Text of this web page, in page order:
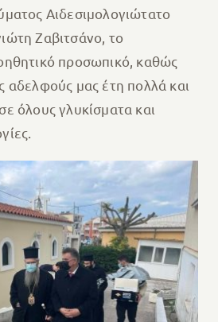
Αιδεσιμολογιώτατο
Ζαβιτσάνο, το
προσωπικό, καθώς
αδελφούς μας έτη πολλά και
όλους γλυκίσματα και